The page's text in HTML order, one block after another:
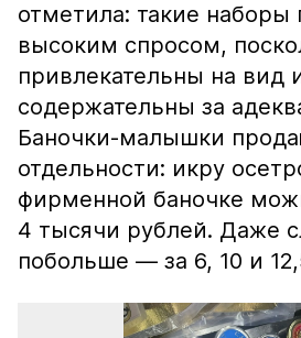
отметила: такие наборы
высоким спросом,
привлекательны на вид
содержательны за
Баночки-малышки
отдельности: икру
фирменной баночке
4 тысячи рублей. Даже
побольше — за 6, 10 и